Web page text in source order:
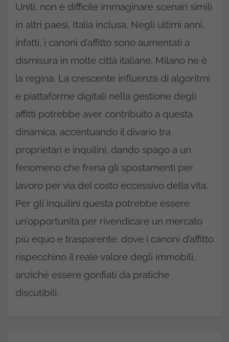
Uniti, non è difficile immaginare scenari simili
in altri paesi, Italia inclusa. Negli ultimi anni,
infatti, i canoni d’affitto sono aumentati a
dismisura in molte città italiane, Milano ne è
la regina. La crescente influenza di algoritmi
e piattaforme digitali nella gestione degli
affitti potrebbe aver contribuito a questa
dinamica, accentuando il divario tra
proprietari e inquilini, dando spago a un
fenomeno che frena gli spostamenti per
lavoro per via del costo eccessivo della vita.
Per gli inquilini questa potrebbe essere
un’opportunità per rivendicare un mercato
più equo e trasparente, dove i canoni d’affitto
rispecchino il reale valore degli immobili,
anziché essere gonfiati da pratiche
discutibili.